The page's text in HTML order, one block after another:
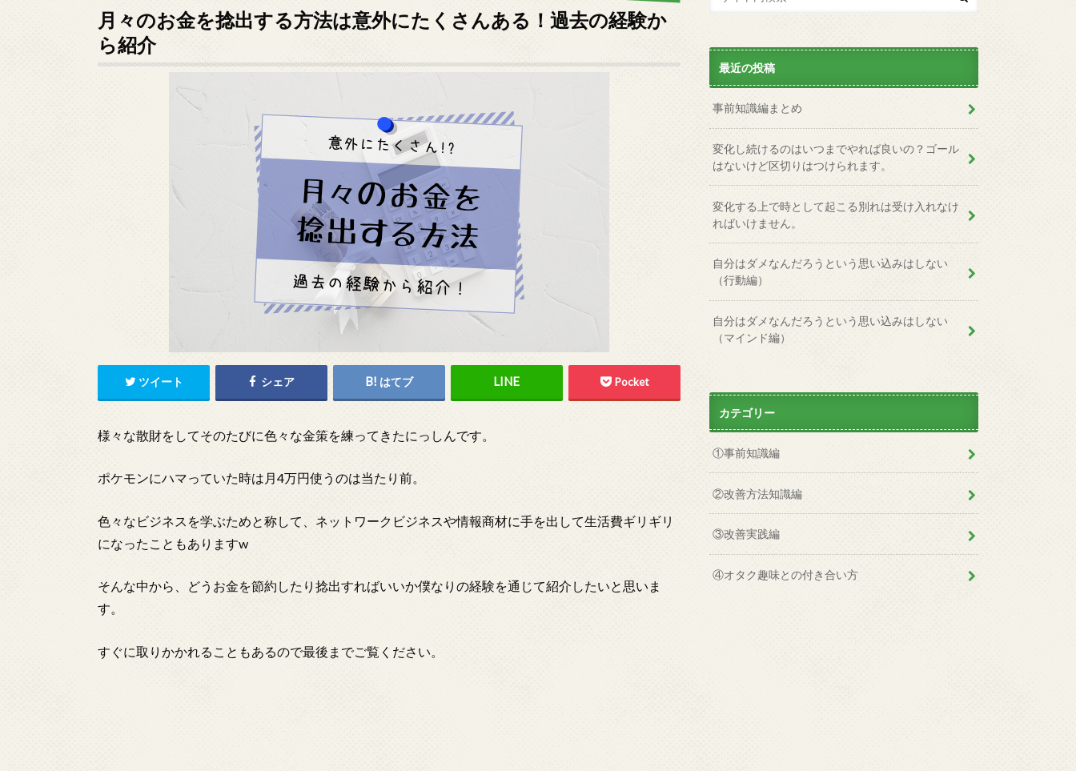
月々のお金を捻出する方法は意外にたくさんある！過去の経験か
ら紹介
ツイート シェア はてブ Pocket
様々な散財をしてそのたびに色々な金策を練ってきたにっしんです。
ポケモンにハマっていた時は月4万円使うのは当たり前。
色々なビジネスを学ぶためと称して、ネットワークビジネスや情報商材に手を出して生活費ギリギリ
になったこともありますw
そんな中から、どうお金を節約したり捻出すればいいか僕なりの経験を通じて紹介したいと思いま
す。
すぐに取りかかれることもあるので最後までご覧ください。
最近の投稿
事前知識編まとめ
変化し続けるのはいつまでやれば良いの？ゴール
はないけど区切りはつけられます。
変化する上で時として起こる別れは受け入れなけ
ればいけません。
自分はダメなんだろうという思い込みはしない
（行動編）
自分はダメなんだろうという思い込みはしない
（マインド編）
カテゴリー
①事前知識編
②改善方法知識編
③改善実践編
④オタク趣味との付き合い方